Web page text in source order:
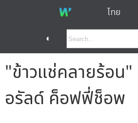
ไทย
◐
"ข้าวแช่คลายร้อน"
อรัลด์ ค็อฟฟี่ช็อพ